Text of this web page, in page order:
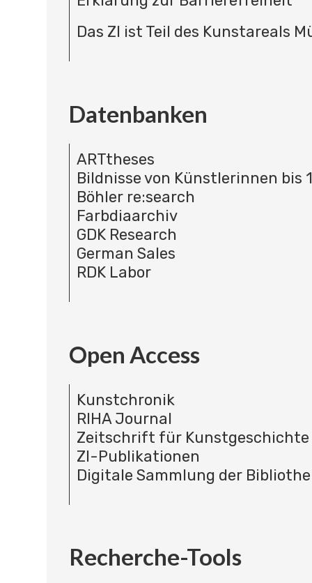
Das ZI ist Teil des Kunstareals
Datenbanken
ARTtheses
Bildnisse von Künstlerinnen bis
Böhler re:search
Farbdiaarchiv
GDK Research
German Sales
RDK Labor
Open Access
Kunstchronik
RIHA Journal
Zeitschrift für Kunstgeschichte
ZI-Publikationen
Digitale Sammlung der
Recherche-Tools